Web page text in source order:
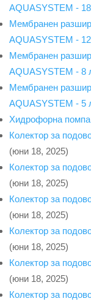
AQUASYSTEM -
Мембранен
AQUASYSTEM -
Мембранен
AQUASYSTEM - 8
Мембранен
AQUASYSTEM - 5
Хидрофорна
Колектор за
(юни 18, 2025)
Колектор за
(юни 18, 2025)
Колектор за
(юни 18, 2025)
Колектор за
(юни 18, 2025)
Колектор за
(юни 18, 2025)
Колектор за